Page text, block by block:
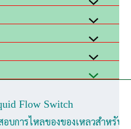
Flow Switch
อบการไหลของของเหลวสำหรั